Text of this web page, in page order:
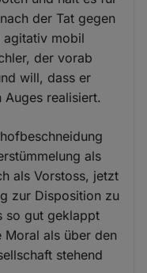
der Tat gegen
agitativ mobil
der vorab
will, dass er
realisiert.
als
als Vorstoss, jetzt
zur Disposition zu
so gut geklappt
Moral als über den
stehend